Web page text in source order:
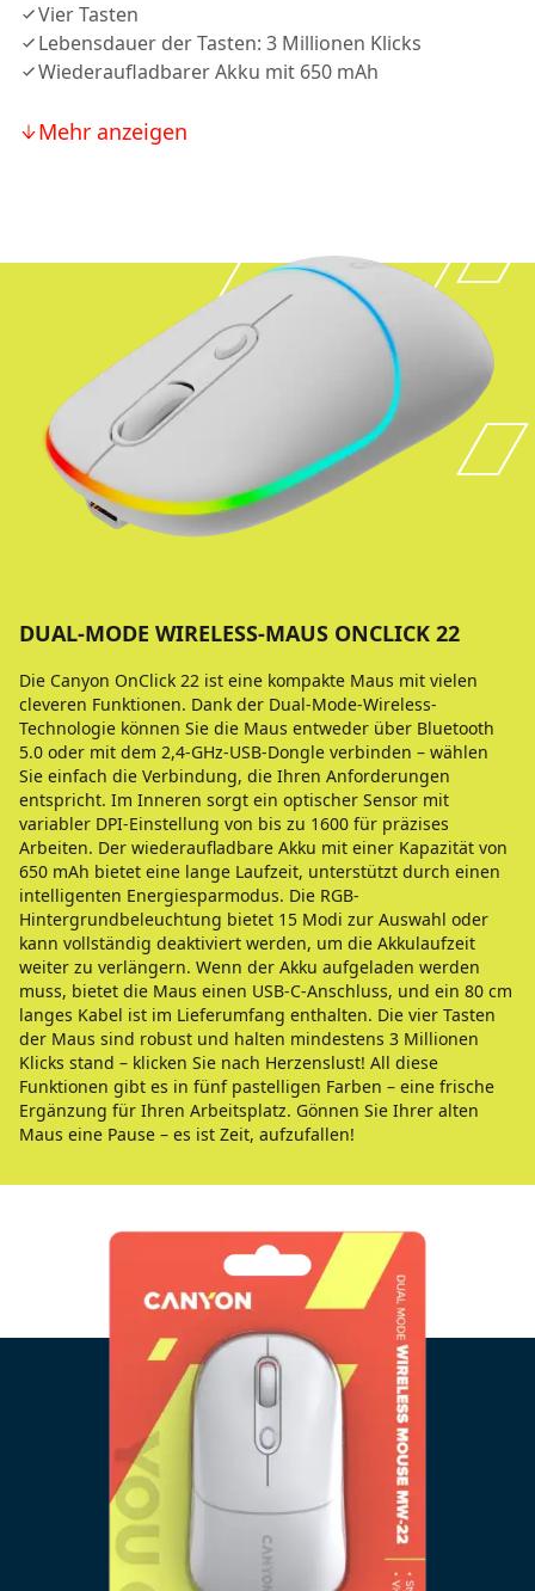
Vier Tasten
Lebensdauer der Tasten: 3 Millionen Klicks
Wiederaufladbarer Akku mit 650 mAh
Mehr anzeigen
DUAL-MODE WIRELESS-MAUS ONCLICK 22
Die Canyon OnClick 22 ist eine kompakte Maus mit vielen
cleveren Funktionen. Dank der Dual-Mode-Wireless-
Technologie können Sie die Maus entweder über Bluetooth
5.0 oder mit dem 2,4-GHz-USB-Dongle verbinden – wählen
Sie einfach die Verbindung, die Ihren Anforderungen
entspricht. Im Inneren sorgt ein optischer Sensor mit
variabler DPI-Einstellung von bis zu 1600 für präzises
Arbeiten. Der wiederaufladbare Akku mit einer Kapazität von
650 mAh bietet eine lange Laufzeit, unterstützt durch einen
intelligenten Energiesparmodus. Die RGB-
Hintergrundbeleuchtung bietet 15 Modi zur Auswahl oder
kann vollständig deaktiviert werden, um die Akkulaufzeit
weiter zu verlängern. Wenn der Akku aufgeladen werden
muss, bietet die Maus einen USB-C-Anschluss, und ein 80 cm
langes Kabel ist im Lieferumfang enthalten. Die vier Tasten
der Maus sind robust und halten mindestens 3 Millionen
Klicks stand – klicken Sie nach Herzenslust! All diese
Funktionen gibt es in fünf pastelligen Farben – eine frische
Ergänzung für Ihren Arbeitsplatz. Gönnen Sie Ihrer alten
Maus eine Pause – es ist Zeit, aufzufallen!